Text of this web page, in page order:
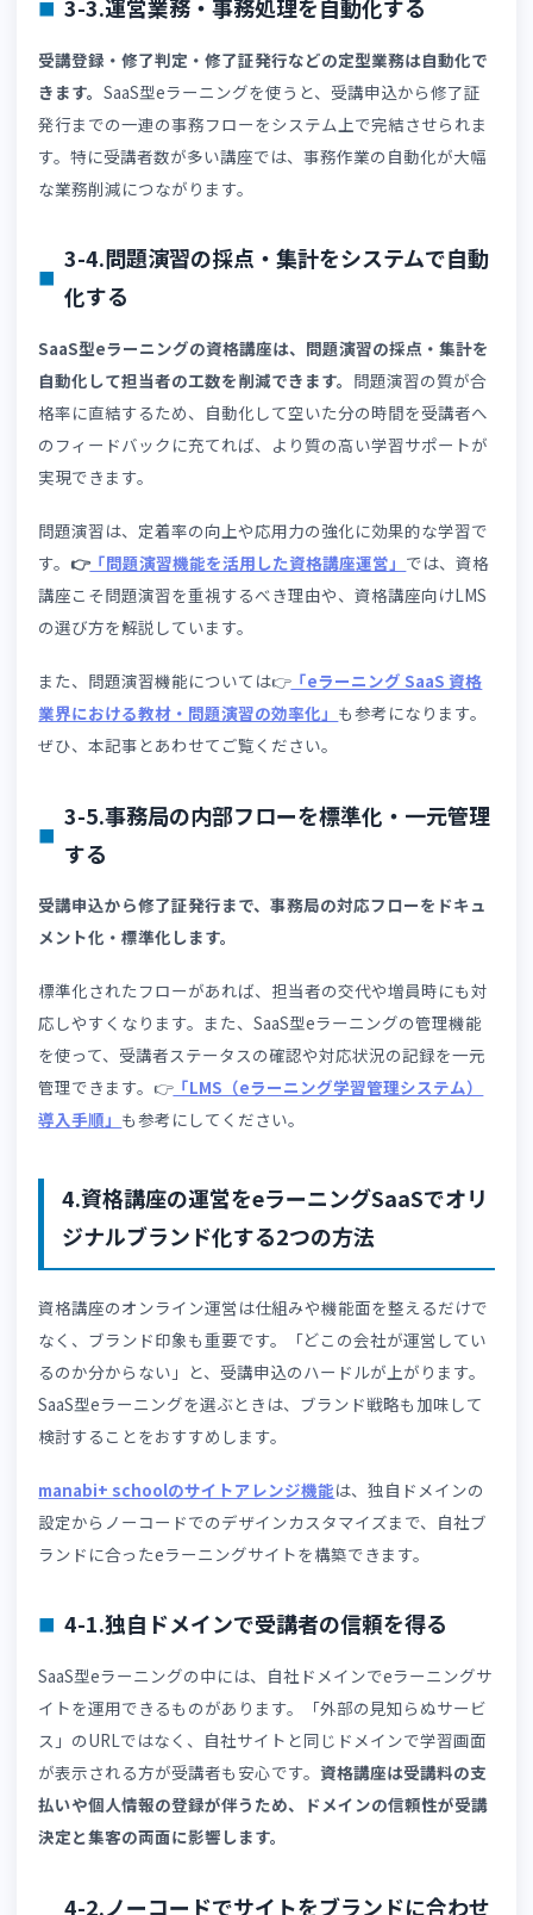
3.eラーニングSaaSで資格講座のオンライ
運営を成功させる5つのポイント
す。ここでは、eラーニングSaaSで資格講座を運営する上
押さえておきたいポイントを解説します。
3-1.受講者の学習状況をリアルタイムで把
する仕組みをつくる
受講者ごとの学習進捗を把握できる環境を整えます。
遅れている受講者を早く発見できれば、後程の離脱（受講
辞めてしまう）防止にもつながります。学習履歴の活用方
については👉「eラーニング SaaS ログ活用」も参考にし
ください。
3-2.問い合わせ件数を減らす仕組みを作る
受講者向けのFAQや運営担当者用の回答マニュアルを整備
件の案内など、受講者が迷いやすいタイミングで自動メー
通知を送れば、受講者は問い合わせることなく疑問を解消
3-3.運営業務・事務処理を自動化する
受講登録・修了判定・修了証発行などの定型業務は自動化
きます。
SaaS型eラーニングを使うと、受講申込から修了
発行までの一連の事務フローをシステム上で完結させられ
す。特に受講者数が多い講座では、事務作業の自動化が大
3-4.問題演習の採点・集計をシステムで自
化する
SaaS型eラーニングの資格講座は、問題演習の採点・集計
自動化して担当者の工数を削減できます。問題演習の質が
格率に直結するため、自動化して空いた分の時間を受講者
のフィードバックに充てれば、より質の高い学習サポート
実現できます。
問題演習は、定着率の向上や応用力の強化に効果的な学習
講座こそ問題演習を重視するべき理由や、資格講座向け
また、問題演習機能については👉「eラーニング SaaS 資
業界における教材・問題演習の効率化」も参考になります
ぜひ、本記事とあわせてご覧ください。
3-5.事務局の内部フローを標準化・一元管
する